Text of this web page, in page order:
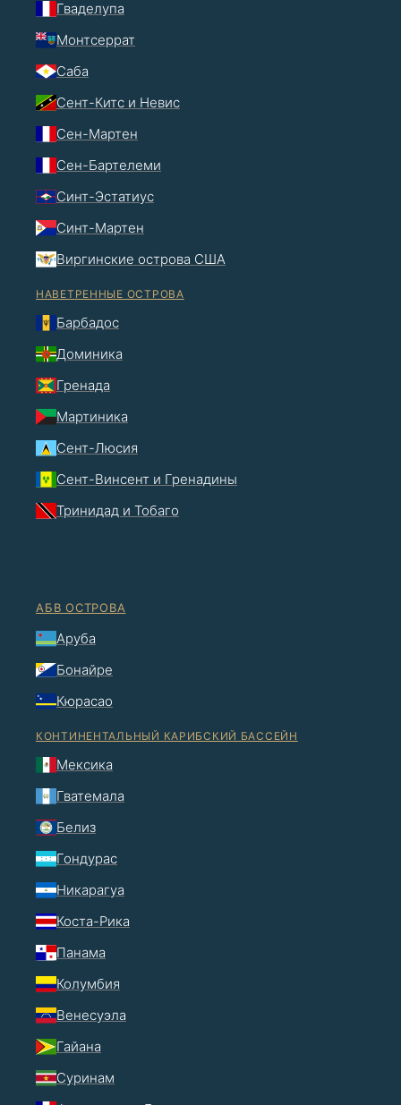
Гваделупа
Монтсеррат
Саба
Сент-Китс и Невис
Сен-Мартен
Сен-Бартелеми
Синт-Эстатиус
Синт-Мартен
Виргинские острова США
НАВЕТРЕННЫЕ ОСТРОВА
Барбадос
Доминика
Гренада
Мартиника
Сент-Люсия
Сент-Винсент и Гренадины
Тринидад и Тобаго
АБВ ОСТРОВА
Аруба
Бонайре
Кюрасао
КОНТИНЕНТАЛЬНЫЙ КАРИБСКИЙ БАССЕЙН
Мексика
Гватемала
Белиз
Гондурас
Никарагуа
Коста-Рика
Панама
Колумбия
Венесуэла
Гайана
Суринам